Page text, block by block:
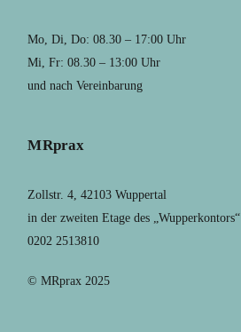
Mo, Di, Do: 08.30 – 17:00 Uhr
Mi, Fr: 08.30 – 13:00 Uhr
und nach Vereinbarung
MRprax
Zollstr. 4, 42103 Wuppertal
in der zweiten Etage des „Wupperkontors“
0202 2513810
© MRprax 2025